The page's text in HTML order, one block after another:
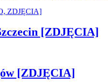
[ZDJĘCIA]
[ZDJĘCIA]